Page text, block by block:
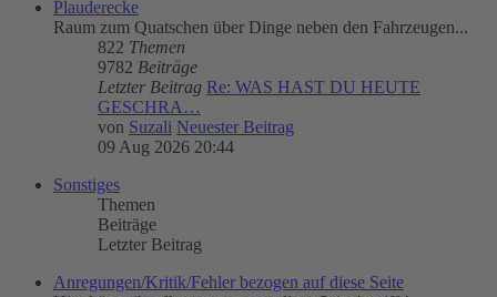
Plauderecke
Raum zum Quatschen über Dinge neben den Fahrzeugen...
822 Themen
9782 Beiträge
Letzter Beitrag Re: WAS HAST DU HEUTE
GESCHRA…
von Suzali Neuester Beitrag
09 Aug 2026 20:44
Sonstiges
Themen
Beiträge
Letzter Beitrag
Anregungen/Kritik/Fehler bezogen auf diese Seite